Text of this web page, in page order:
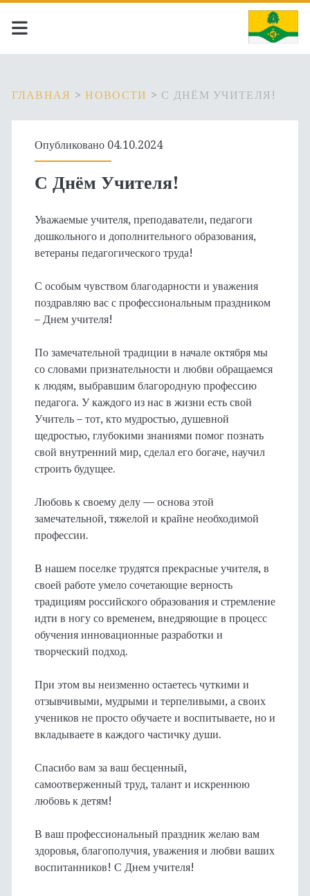
ГЛАВНАЯ >НОВОСТИ > С ДНЁМ УЧИТЕЛЯ!
Опубликовано 04.10.2024
С Днём Учителя!
Уважаемые учителя, преподаватели, педагоги
дошкольного и дополнительного образования,
ветераны педагогического труда!
С особым чувством благодарности и уважения
поздравляю вас с профессиональным праздником
– Днем учителя!
По замечательной традиции в начале октября мы
со словами признательности и любви обращаемся
к людям, выбравшим благородную профессию
педагога. У каждого из нас в жизни есть свой
Учитель – тот, кто мудростью, душевной
щедростью, глубокими знаниями помог познать
свой внутренний мир, сделал его богаче, научил
строить будущее.
Любовь к своему делу — основа этой
замечательной, тяжелой и крайне необходимой
профессии.
В нашем поселке трудятся прекрасные учителя, в
своей работе умело сочетающие верность
традициям российского образования и стремление
идти в ногу со временем, внедряющие в процесс
обучения инновационные разработки и
творческий подход.
При этом вы неизменно остаетесь чуткими и
отзывчивыми, мудрыми и терпеливыми, а своих
учеников не просто обучаете и воспитываете, но и
вкладываете в каждого частичку души.
Спасибо вам за ваш бесценный,
самоотверженный труд, талант и искреннюю
любовь к детям!
В ваш профессиональный праздник желаю вам
здоровья, благополучия, уважения и любви ваших
воспитанников! С Днем учителя!